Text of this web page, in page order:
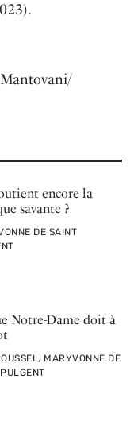
encore la
savante ?
DE SAINT
Notre-Dame doit à
MARYVONNE DE